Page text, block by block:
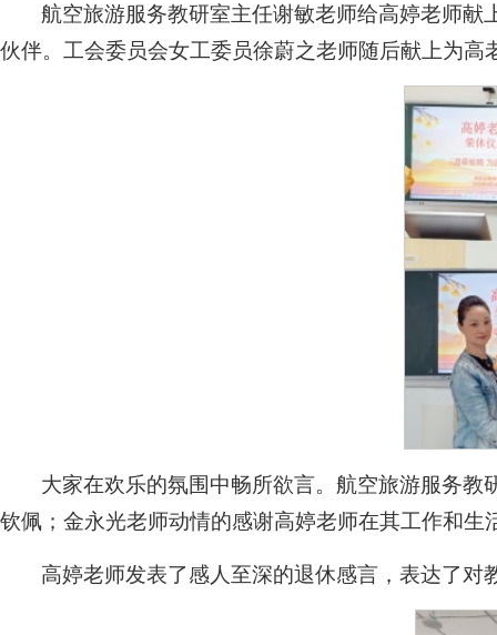
航空旅游服务教研室主任谢敏老师给高婷老师
伙伴。工会委员会女工委员徐蔚之老师随后献上为高
大家在欢乐的氛围中畅所欲言。航空旅游服务
钦佩；金永光老师动情的感谢高婷老师在其工作和生
高婷老师发表了感人至深的退休感言，表达了